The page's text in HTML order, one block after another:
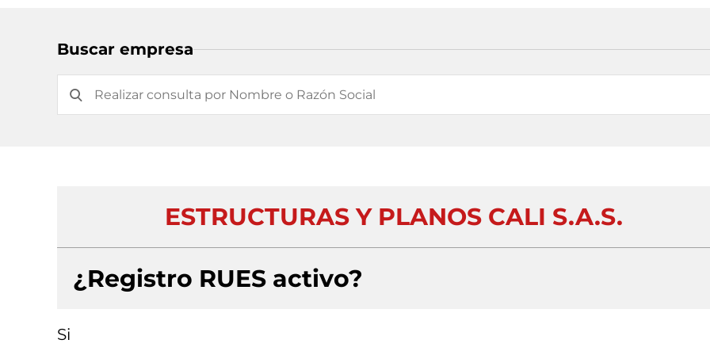
Buscar empresa
ESTRUCTURAS Y PLANOS CALI S.A.S.
¿Registro RUES activo?
Si